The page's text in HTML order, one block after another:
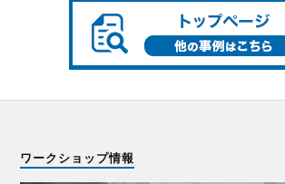
ワークショップ情報